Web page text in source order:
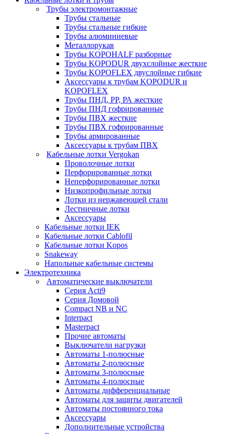
Трубы электромонтажные
Трубы стальные
Трубы стальные гибкие
Трубы алюминиевые
Металлорукав
Трубы KOPOHALF разборные
Трубы KOPODUR двухслойные жесткие
Трубы KOPOFLEX двуслойные гибкие
Аксессуары к трубам KOPODUR и
KOPOFLEX
Трубы ПНД, РР, РА жесткие
Трубы ПНД гофрированные
Трубы ПВХ жесткие
Трубы ПВХ гофрированные
Трубы армированные
Аксессуары к трубам ПВХ
Кабельные лотки Vergokan
Проволочные лотки
Перфорированные лотки
Неперфорированные лотки
Низкопрофильные лотки
Лотки из нержавеющей стали
Лестничные лотки
Аксессуары
Кабельные лотки IEK
Кабельные лотки Cablofil
Кабельные лотки Kopos
Snakeway
Напольные кабельные системы
Электротехника
Автоматические выключатели
Серия Acti9
Серия Домовой
Compact NB и NC
Interpact
Masterpact
Прочие автоматы
Выключатели нагрузки
Автоматы 1-полюсные
Автоматы 2-полюсные
Автоматы 3-полюсные
Автоматы 4-полюсные
Автоматы дифференциальные
Автоматы для защиты двигателей
Автоматы постоянного тока
Аксессуары
Дополнительные устройства